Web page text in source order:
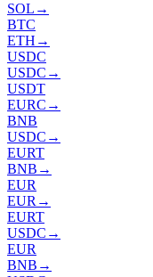
SOL →
BTC
ETH →
USDC
USDC →
USDT
EURC →
BNB
USDC →
EURT
BNB →
EUR
EUR →
EURT
USDC →
EUR
BNB →